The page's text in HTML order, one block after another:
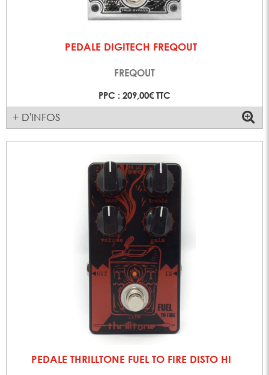
PEDALE DIGITECH FREQOUT
FREQOUT
PPC : 209,00€ TTC
+ D'INFOS
PEDALE THRILLTONE FUEL TO FIRE DISTO HI